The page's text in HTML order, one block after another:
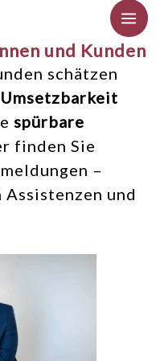
und Kunden
schätzen
spürbare
finden Sie
–
und